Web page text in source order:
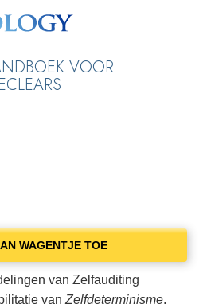
VOOR
WAGENTJE TOE
van Zelfauditing
van Zelfdeterminisme.